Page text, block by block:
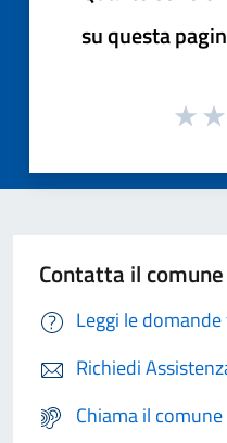
su questa
Contatta il comune
Leggi le
Richiedi
Chiama il